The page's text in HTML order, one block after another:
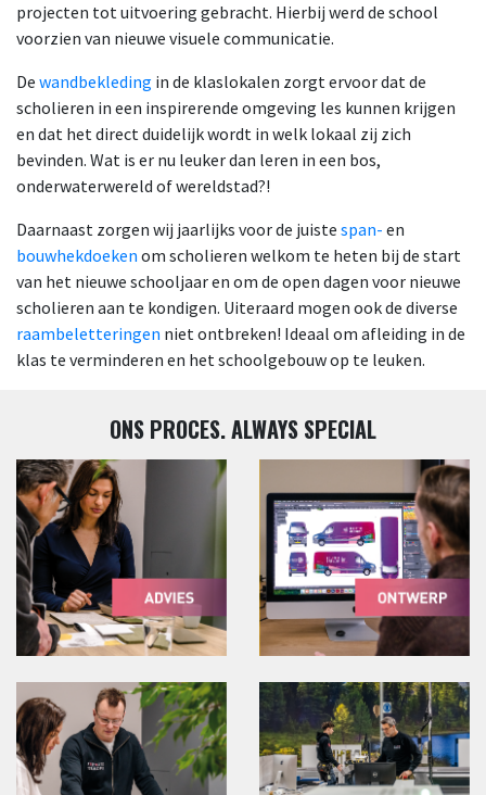
projecten tot uitvoering gebracht. Hierbij werd de school
voorzien van nieuwe visuele communicatie.
De wandbekleding in de klaslokalen zorgt ervoor dat de
scholieren in een inspirerende omgeving les kunnen krijgen
en dat het direct duidelijk wordt in welk lokaal zij zich
bevinden. Wat is er nu leuker dan leren in een bos,
onderwaterwereld of wereldstad?!
Daarnaast zorgen wij jaarlijks voor de juiste span- en
bouwhekdoeken om scholieren welkom te heten bij de start
van het nieuwe schooljaar en om de open dagen voor nieuwe
scholieren aan te kondigen. Uiteraard mogen ook de diverse
raambeletteringen niet ontbreken! Ideaal om afleiding in de
klas te verminderen en het schoolgebouw op te leuken.
ONS PROCES. ALWAYS SPECIAL